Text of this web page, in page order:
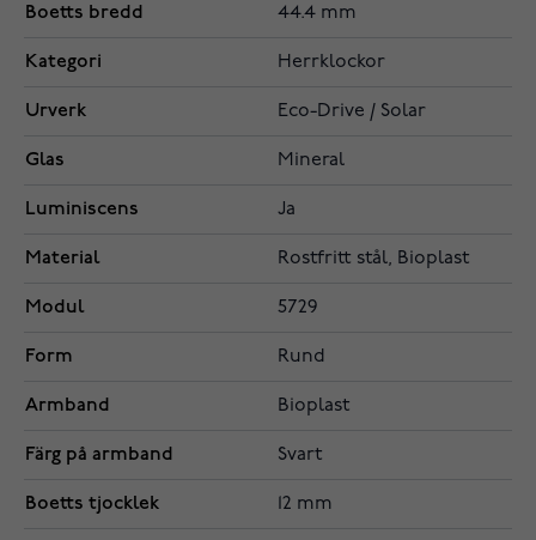
Boetts bredd 44.4 mm
Kategori Herrklockor
Urverk Eco-Drive / Solar
Glas Mineral
Luminiscens Ja
Material Rostfritt stål, Bioplast
Modul 5729
Form Rund
Armband Bioplast
Färg på armband Svart
Boetts tjocklek 12 mm